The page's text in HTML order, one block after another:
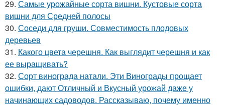
29. Самые урожайные сорта вишни. Кустовые сорта
вишни для Средней полосы
30. Соседи для груши. Совместимость плодовых
деревьев
31. Какого цвета черешня. Как выглядит черешня и как
ее выращивать?
32. Сорт винограда натали. Эти Винограды прощает
ошибки, дают Отличный и Вкусный урожай даже у
начинающих садоводов. Рассказываю, почему именно